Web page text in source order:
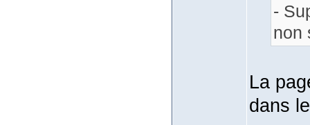
-
non
La
dans